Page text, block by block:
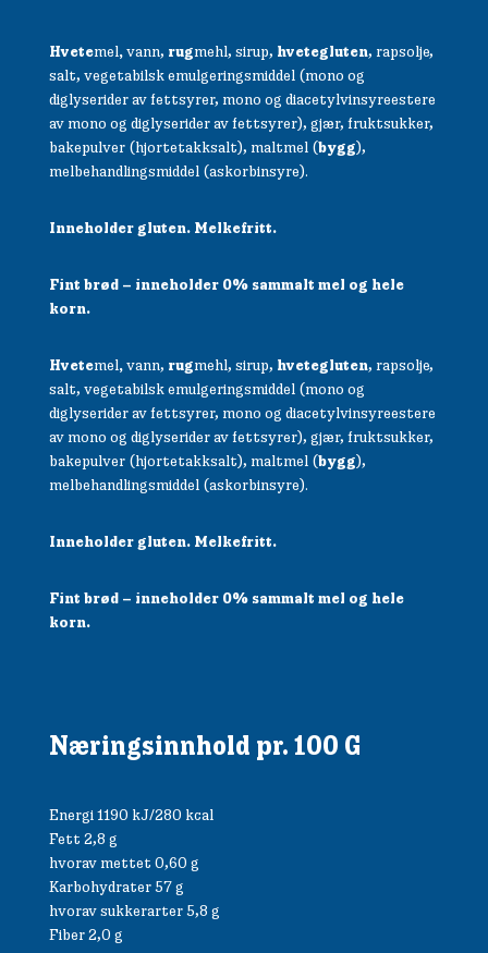
Hvetemel,vann, rugmehl, sirup, hvetegluten, rapsolje,
salt, vegetabilsk emulgeringsmiddel (mono og
diglyserider av fettsyrer, mono og diacetylvinsyreestere
av mono og diglyserider av fettsyrer), gjær, fruktsukker,
bakepulver (hjortetakksalt), maltmel (bygg),
melbehandlingsmiddel (askorbinsyre).
Inneholder gluten. Melkefritt.
Fint brød – inneholder 0% sammalt mel og hele
korn.
Hvetemel,vann, rugmehl, sirup, hvetegluten, rapsolje,
salt, vegetabilsk emulgeringsmiddel (mono og
diglyserider av fettsyrer, mono og diacetylvinsyreestere
av mono og diglyserider av fettsyrer), gjær, fruktsukker,
bakepulver (hjortetakksalt), maltmel (bygg),
melbehandlingsmiddel (askorbinsyre).
Inneholder gluten. Melkefritt.
Fint brød – inneholder 0% sammalt mel og hele
korn.
Næringsinnhold pr. 100 G
Energi 1190 kJ/280 kcal
Fett 2,8 g
hvorav mettet 0,60 g
Karbohydrater 57 g
hvorav sukkerarter 5,8 g
Fiber 2,0 g